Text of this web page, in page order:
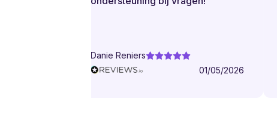
Danie Reniers
01/05/2026